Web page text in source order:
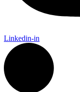
Linkedin-in